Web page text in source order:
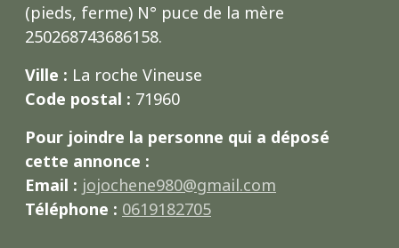
(pieds, ferme) N° puce de la mère
250268743686158.
Ville : La roche Vineuse
Code postal : 71960
Pour joindre la personne qui a déposé
cette annonce :
Email : jojochene980@gmail.com
Téléphone : 0619182705